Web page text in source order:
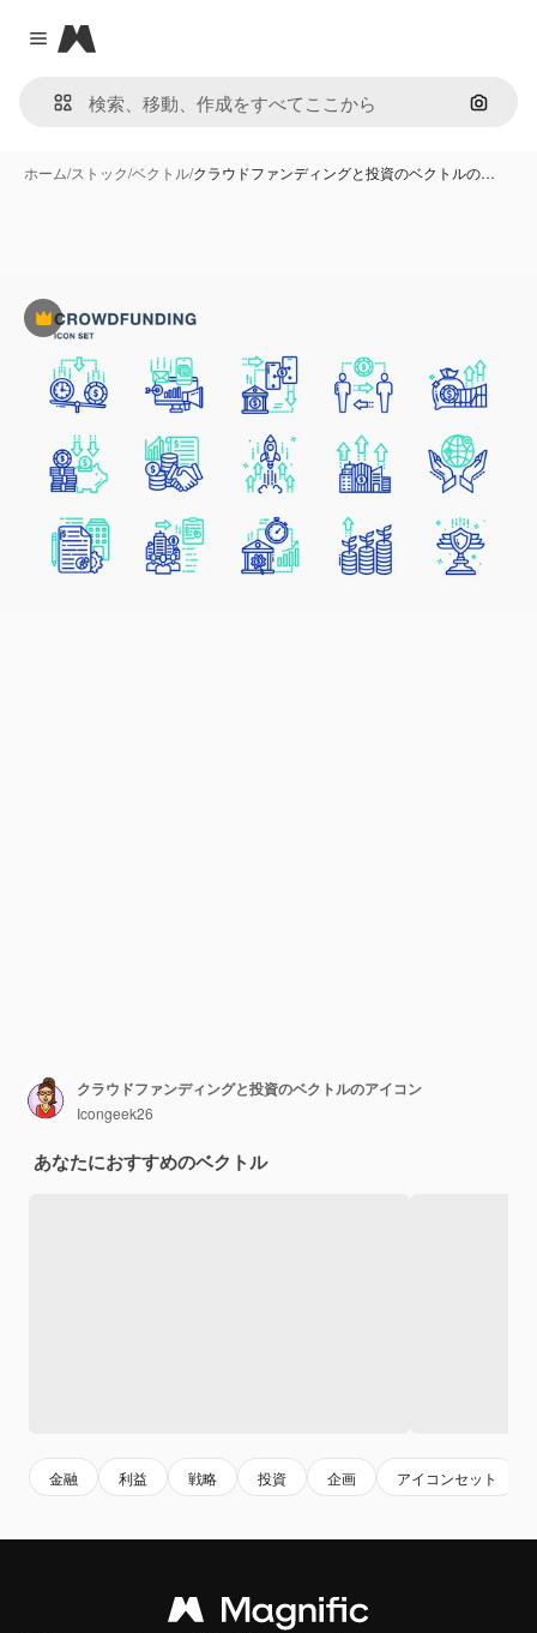
Close menu
Magnific
画像で
ホーム/ストック/ベクトル/クラウドファンディングと投資のベクトルの…
Premium
クラウドファンディングと投資のベクトルのアイコン
Icongeek26
あなたにおすすめのベクトル
金融 利益 戦略 投資 企画 アイコンセット